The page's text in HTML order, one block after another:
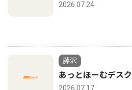
2026.07.24
藤沢
あっとほーむデスク
2026.07.17